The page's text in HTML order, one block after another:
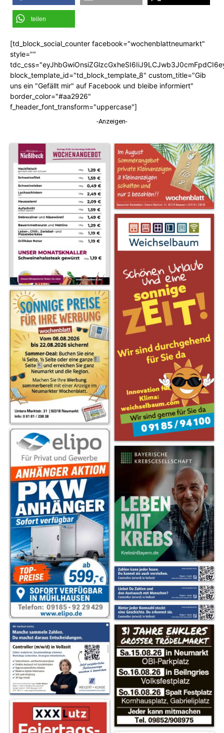
teilen
[td_block_social_counter facebook="wochenblattneumarkt"
style=""
block_template_id="td_block_template_8" custom_title="Gib
uns ein "Gefällt mir" auf Facebook und bleibe informiert"
border_color="#aa2926"
f_header_font_transform="uppercase"]
-Anzeigen-